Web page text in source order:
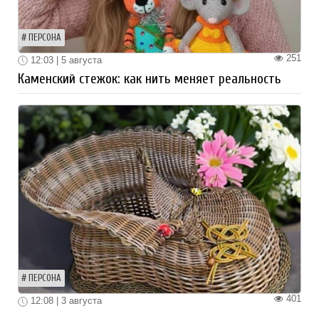
ПЕРСОНА
251
12:03 | 5 августа
Каменский стежок: как нить меняет реальность
ПЕРСОНА
401
12:08 | 3 августа